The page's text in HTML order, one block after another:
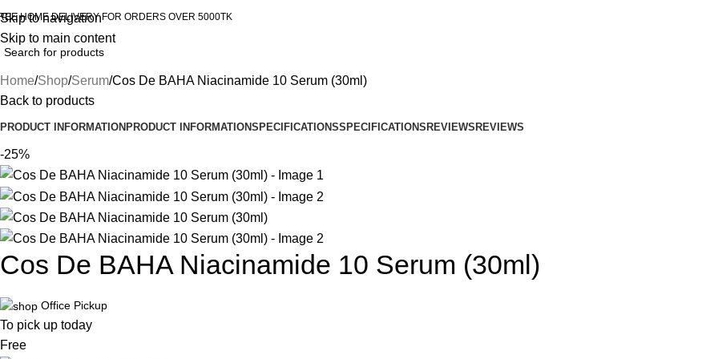
Skip to navigation
Skip to main content
HOME DELIVERY FOR ORDERS OVER 5000TK
Home Shop Serum Cos De BAHA Niacinamide 10 Serum (30ml)
Back to products
PRODUCT INFORMATION PRODUCT INFORMATIONSPECIFICATIONSSPECIFICATIONS REVIEWS REVIEWS
-25%
Cos De BAHA Niacinamide 10 Serum (30ml)
Office Pickup
To pick up today
Free